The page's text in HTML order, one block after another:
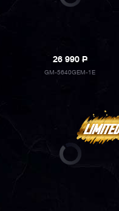
26 990P
GM-5640GEM-1E